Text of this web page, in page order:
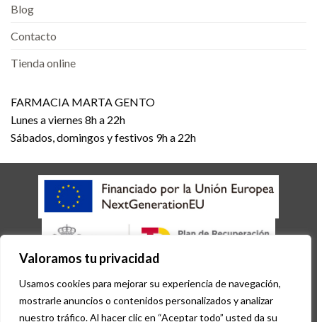
Valoramos tu privacidad
Usamos cookies para mejorar su experiencia de navegación,
mostrarle anuncios o contenidos personalizados y analizar
nuestro tráfico. Al hacer clic en “Aceptar todo” usted da su
Blog
Contacto
Tienda online
FARMACIA MARTA GENTO
Lunes a viernes 8h a 22h
Sábados, domingos y festivos 9h a 22h
AVISO LEGAL POLÍTICA DE COOKIES
POLÍTICA DE PRIVACIDAD
ACCESIBILIDAD
Copyright 2026 © Desarrollado por Sisfarma